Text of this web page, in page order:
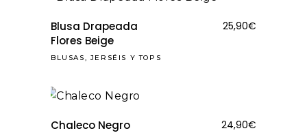
Blusa Drapeada
Flores Beige
25,90€
BLUSAS, JERSÉIS Y TOPS
Chaleco Negro 24,90€